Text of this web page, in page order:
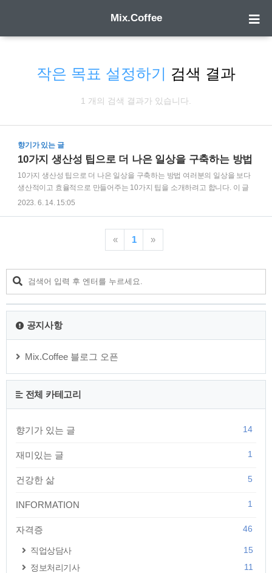
Mix.Coffee
작은 목표 설정하기 검색 결과
1 개의 검색 결과가 있습니다.
향기가 있는 글
10가지 생산성 팁으로 더 나은 일상을 구축하는 방법
10가지 생산성 팁으로 더 나은 일상을 구축하는 방법 여러분의 일상을 보다
생산적이고 효율적으로 만들어주는 10가지 팁을 소개하려고 합니다. 이 글
을 통해 여러분은 시간을 절약하고 목표를 달성하는데 도움을 받을 수 있을
배분해보세요. 2. 우선순위 정하기 중요한 일과 긴급한 일에 초점을 맞춰 우
선순위를 정하고, 다른 작업에 집중하기 전에 우선 처리해야 할 일을 끝내보
시간 관리 시간을 효율적으로 활용하기..
2023. 6. 14. 15:05
« 1 »
공지사항
Mix.Coffee 블로그 오픈
전체 카테고리
향기가 있는 글 14
재미있는 글 1
건강한 삶 5
INFORMATION 1
자격증 46
직업상담사
15
정보처리기사
11